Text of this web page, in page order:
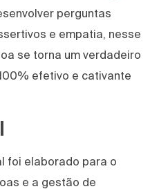
perguntas
e empatia, nesse
se torna um verdadeiro
efetivo e cativante
foi elaborado para o
e a gestão de